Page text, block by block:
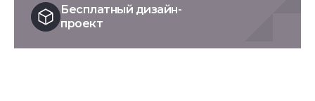
Бесплатный дизайн-
проект